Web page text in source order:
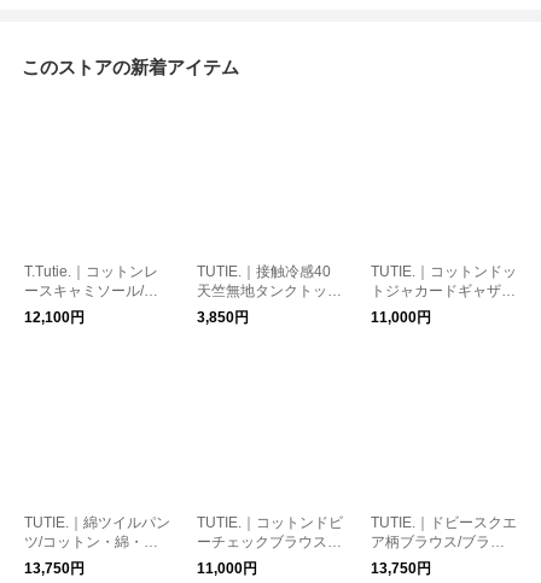
このストアの新着アイテム
T.Tutie.｜コットンレ
ースキャミソール/コ
ットンレース・レー
ス・キャミソール・レ
12,100円
TUTIE.｜接触冷感40
天竺無地タンクトッ
プ/カットソー・タン
クトップ・接触冷感・
3,850円
TUTIE.｜コットンドッ
トジャカードギャザー
ブラウス/トップス・
コットン・ドット・水
11,000円
TUTIE.｜綿ツイルパン
ツ/コットン・綿・ツ
イル・ボトムス・丈が
13,750円
TUTIE.｜コットンドビ
ーチェックブラウス/
トップス・コットン・
11,000円
TUTIE.｜ドビースクエ
ア柄ブラウス/ブラウ
ス・トップス・コット
13,750円